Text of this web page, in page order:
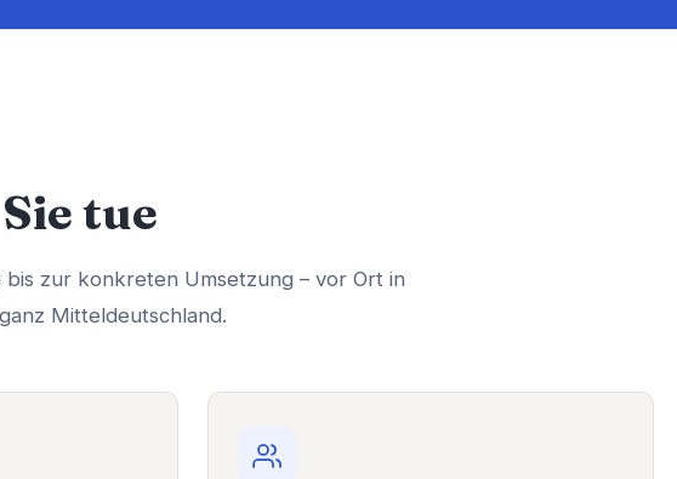
tue
zur konkreten Umsetzung – vor Ort in
Mitteldeutschland.